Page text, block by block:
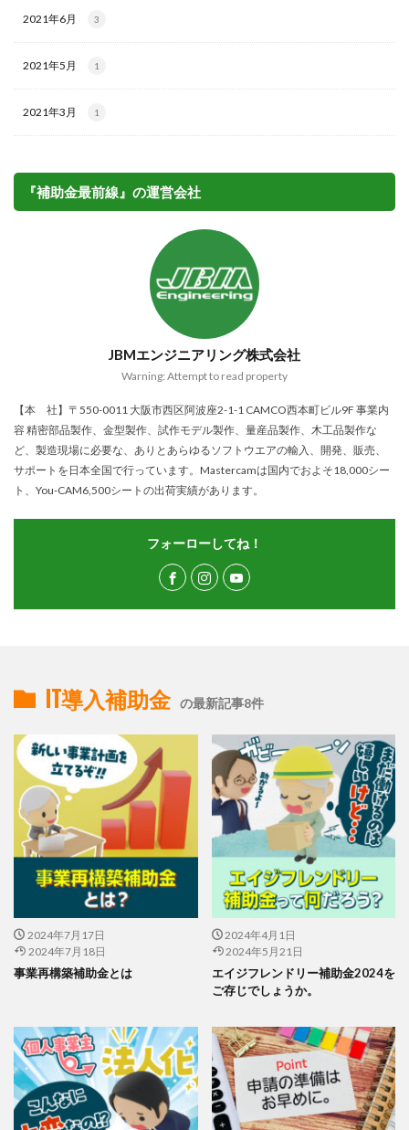
2021年6月 3
2021年5月 1
2021年3月 1
『補助金最前線』の運営会社
JBMエンジニアリング株式会社
Warning: Attempt to read property
【本 社】〒550-0011 大阪市西区阿波座2-1-1 CAMCO西本町ビル9F 事業内
容 精密部品製作、金型製作、試作モデル製作、量産品製作、木工品製作な
ど、製造現場に必要な、ありとあらゆるソフトウエアの輸入、開発、販売、
サポートを日本全国で行っています。Mastercamは国内でおよそ18,000シー
ト、You-CAM6,500シートの出荷実績があります。
フォーローしてね！
IT導入補助金 の最新記事8件
2024年7月17日
2024年7月18日
事業再構築補助金とは
2024年4月1日
2024年5月21日
エイジフレンドリー補助金2024を
ご存じでしょうか。